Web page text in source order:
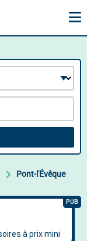
Pont-l'Évêque